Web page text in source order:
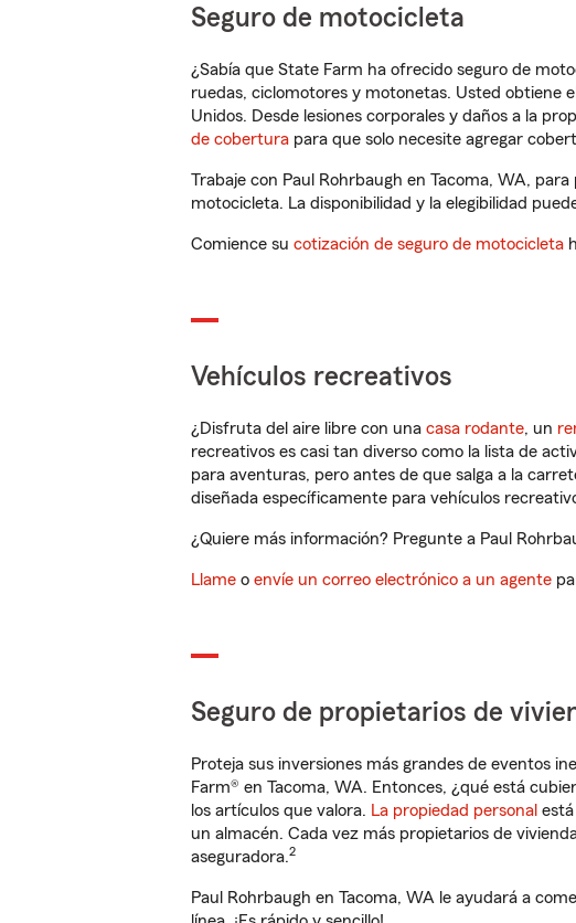
Seguro de motocicleta
¿Sabía que State Farm ha ofrecido seguro de
ruedas, ciclomotores y motonetas. Usted obtiene
Unidos. Desde lesiones corporales y daños a la
de cobertura para que solo necesite agregar
Trabaje con Paul Rohrbaugh en Tacoma, WA,
motocicleta. La disponibilidad y la elegibilidad
Comience su cotización de seguro de motocicleta
Vehículos recreativos
¿Disfruta del aire libre con una casa rodante, un
recreativos es casi tan diverso como la lista de
para aventuras, pero antes de que salga a la
diseñada específicamente para vehículos
¿Quiere más información? Pregunte a Paul
Llame o envíe un correo electrónico a un agente
Seguro de propietarios de
Proteja sus inversiones más grandes de eventos
Farm® en Tacoma, WA. Entonces, ¿qué está
los artículos que valora. La propiedad personal
un almacén. Cada vez más propietarios de
aseguradora.2
Paul Rohrbaugh en Tacoma, WA le ayudará a